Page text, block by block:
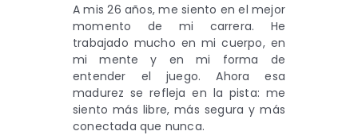
A mis 26 años, me siento en el mejor
momento de mi carrera. He
trabajado mucho en mi cuerpo, en
mi mente y en mi forma de
entender el juego. Ahora esa
madurez se refleja en la pista: me
siento más libre, más segura y más
conectada que nunca.